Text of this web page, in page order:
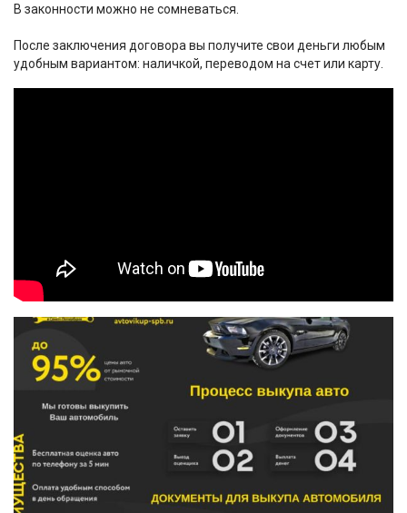
В законности можно не сомневаться.
После заключения договора вы получите свои деньги любым
удобным вариантом: наличкой, переводом на счет или карту.